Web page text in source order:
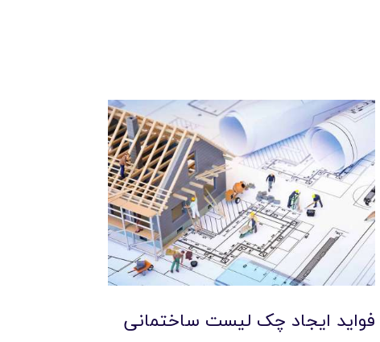
فواید ایجاد چک لیست ساختمانی